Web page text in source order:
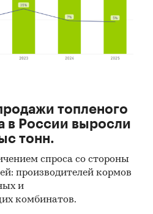
аналитические
свечей. В опросе
физические лица, от 18
в РФ, которые
топленого
в России выросли
тонн.
спроса со стороны
производителей кормов
и
комбинатов.